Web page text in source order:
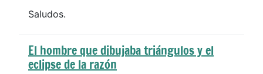
Saludos.
El hombre que dibujaba triángulos y el
eclipse de la razón